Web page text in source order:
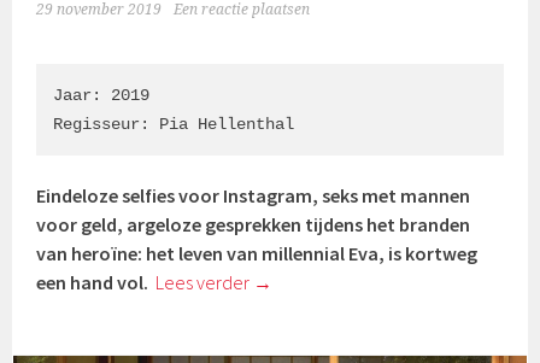
29 november 2019 Een reactie plaatsen
Jaar: 2019
Regisseur: Pia Hellenthal
Eindeloze selfies voor Instagram, seks met mannen
voor geld, argeloze gesprekken tijdens het branden
van heroïne: het leven van millennial Eva, is kortweg
een hand vol. Lees verder →